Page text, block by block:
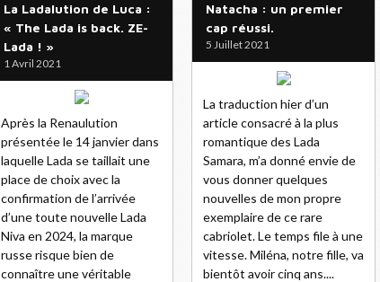
Natacha : un premier
cap réussi.
5 Juillet 2021
La traduction hier d’un
article consacré à la plus
romantique des Lada
Samara, m’a donné envie de
vous donner quelques
nouvelles de mon propre
exemplaire de ce rare
cabriolet. Le temps file à une
vitesse. Miléna, notre fille, va
bientôt avoir cinq ans....
La Ladalution de Luca :
« The Lada is back. ZE-
Lada ! »
1 Avril 2021
Après la Renaulution
présentée le 14 janvier dans
laquelle Lada se taillait une
place de choix avec la
confirmation de l’arrivée
d’une toute nouvelle Lada
Niva en 2024, la marque
russe risque bien de
connaître une véritable